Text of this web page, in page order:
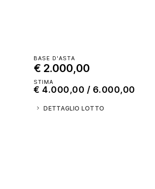
BASE D'ASTA
€ 2.000,00
STIMA
€ 4.000,00 / 6.000,00
DETTAGLIO LOTTO